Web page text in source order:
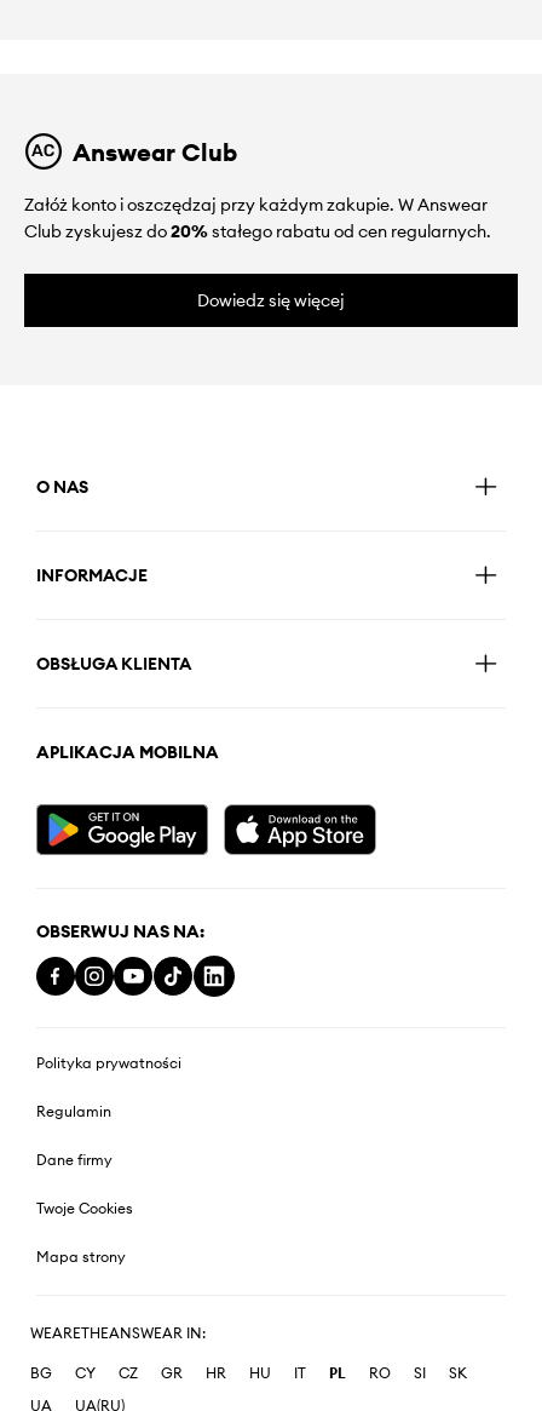
Answear Club
Załóż konto i oszczędzaj przy każdym zakupie. W Answear
Club zyskujesz do20%stałego rabatu od cen regularnych.
Dowiedz się więcej
O NAS
INFORMACJE
OBSŁUGA KLIENTA
APLIKACJA MOBILNA
OBSERWUJ NAS NA:
Polityka prywatności
Regulamin
Dane firmy
Twoje Cookies
Mapa strony
WEARETHEANSWEAR IN:
BG CY CZ GR HR HU IT PL RO SI
SK
UA
UA(RU)